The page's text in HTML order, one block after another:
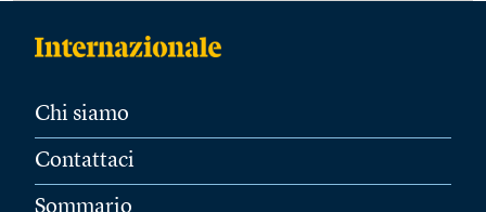
Chi siamo
Contattaci
Sommario